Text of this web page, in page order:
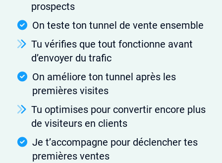
prospects
On teste ton tunnel de vente ensemble
Tu vérifies que tout fonctionne avant
d’envoyer du trafic
On améliore ton tunnel après les
premières visites
Tu optimises pour convertir encore plus
de visiteurs en clients
Je t’accompagne pour déclencher tes
premières ventes